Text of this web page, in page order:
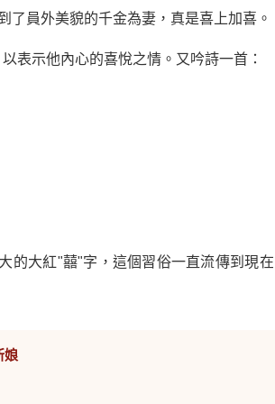
了員外美貌的千金為妻，真是喜上加喜。
表示他內心的喜悅之情。又吟詩一首：
的大紅"囍"字，這個習俗一直流傳到現
娘